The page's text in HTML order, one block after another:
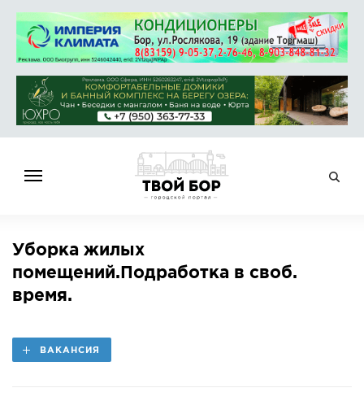
НОВОСТИ
СПРАВОЧНИК
Уборка жилых
помещений.Подработка в своб.
время.
ВАКАНСИЯ